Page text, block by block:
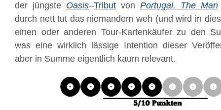
der jüngste Oasis–Tribut von Portugal. The Man
durch nett tut das niemandem weh (und wird in
einen oder anderen Tour-Kartenkäufer zu den
was eine wirklich lässige Intention dieser
aber in Summe eigentlich kaum relevant.